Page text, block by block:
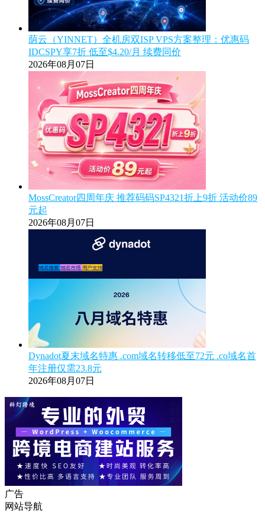
荫云（YINNET）全机房双ISP VPS方案整理：优惠码
IDCSPY享7折 低至$4.20/月 续费同价
2026年08月07日
MossCreator四周年庆 推荐码码SP4321折上9折 活动价89
元起
2026年08月07日
Dynadot夏末域名特惠 .com域名转移低至72元 .co域名首
年注册仅需23.8元
2026年08月07日
广告
网站导航